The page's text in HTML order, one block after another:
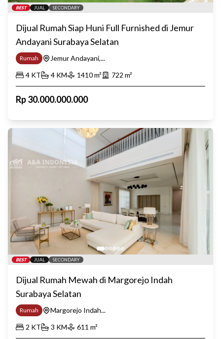
BEST JUAL SECONDARY
Dijual Rumah Siap Huni Full Furnished di Jemur
Andayani Surabaya Selatan
Rumah
Jemur Andayani,...
4 KT 4 KM 1410m² 722 m²
Rp30.000.000.000
BEST JUAL SECONDARY
Dijual Rumah Mewah di Margorejo Indah
Surabaya Selatan
Rumah
Margorejo Indah...
2 KT 3 KM 611 m²